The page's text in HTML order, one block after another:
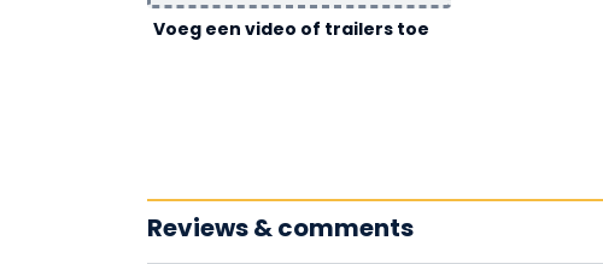
Voeg een video of trailers toe
Reviews & comments